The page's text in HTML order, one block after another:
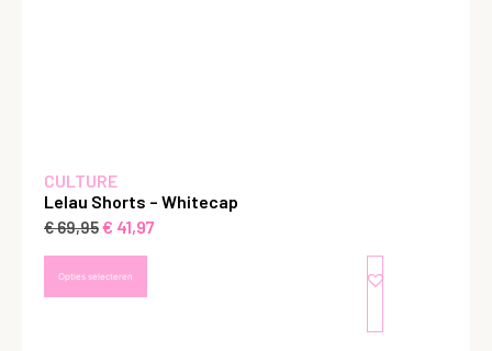
CULTURE
Lelau Shorts – Whitecap
€69,95€ 41,97
Opties selecteren